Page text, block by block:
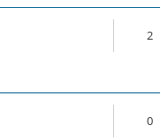
2
0